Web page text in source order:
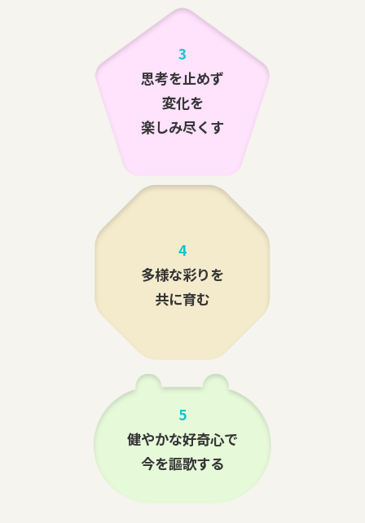
3
思考を止めず
変化を
楽しみ尽くす
4
多様な彩りを
共に育む
5
健やかな好奇心で
今を謳歌する